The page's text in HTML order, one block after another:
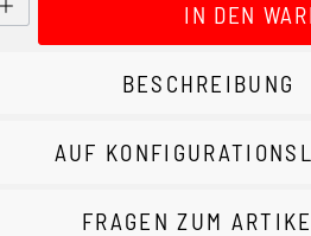
IN DEN
BESCHREIBUNG
AUF
FRAGEN ZUM